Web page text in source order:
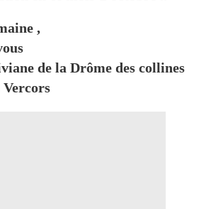
,
de la Drôme des collines
Vercors